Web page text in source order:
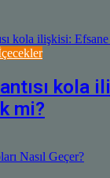
kola
mi?